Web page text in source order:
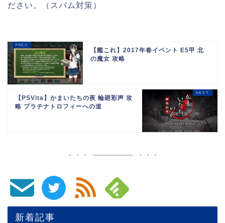
ださい。（スパム対策）
【艦これ】2017年春イベント E5甲 北
の魔女 攻略
【PSVita】かまいたちの夜 輪廻彩声 攻
略 プラチナトロフィーへの道
新着記事